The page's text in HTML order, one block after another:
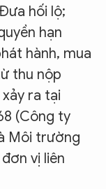
hối lộ;
hạn
hành, mua
thu nộp
xảy ra tại
(Công ty
Môi trường
vị liên